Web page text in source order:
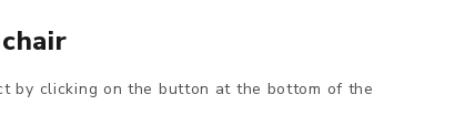
by clicking on the button at the bottom of the